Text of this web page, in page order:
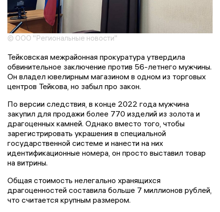
© ООО "Региональные новости"
Тейковская межрайонная прокуратура утвердила
обвинительное заключение против 56-летнего мужчины.
Он владел ювелирным магазином в одном из торговых
центров Тейкова, но забыл про закон.
По версии следствия, в конце 2022 года мужчина
закупил для продажи более 770 изделий из золота и
драгоценных камней. Однако вместо того, чтобы
зарегистрировать украшения в специальной
государственной системе и нанести на них
идентификационные номера, он просто выставил товар
на витрины.
Общая стоимость нелегально хранящихся
драгоценностей составила больше 7 миллионов рублей,
что считается крупным размером.